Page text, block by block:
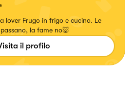
lover Frugo in frigo e cucino. Le
la fame no🐷
il profilo